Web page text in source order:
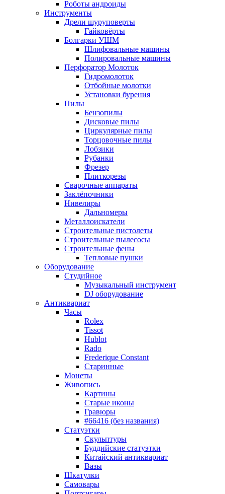
Роботы андроиды
Инструменты
Дрели шуруповерты
Гайковёрты
Болгарки УШМ
Шлифовальные машины
Полировальные машины
Перфоратор Молоток
Гидромолоток
Отбойные молотки
Установки бурения
Пилы
Бензопилы
Дисковые пилы
Циркулярные пилы
Торцовочные пилы
Лобзики
Рубанки
Фрезер
Плиткорезы
Сварочные аппараты
Заклёпочники
Нивелиры
Дальномеры
Металлоискатели
Строительные пистолеты
Строительные пылесосы
Строительные фены
Тепловые пушки
Оборудование
Студийное
Музыкальный инструмент
DJ оборудование
Антиквариат
Часы
Rolex
Tissot
Hublot
Rado
Frederique Constant
Старинные
Монеты
Живопись
Картины
Старые иконы
Гравюры
#66416 (без названия)
Статуэтки
Скульптуры
Буддийские статуэтки
Китайский антиквариат
Вазы
Шкатулки
Самовары